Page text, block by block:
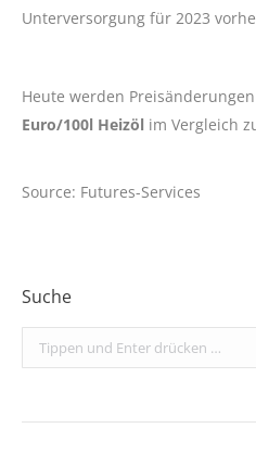
Unterversorgung für 2023
Heute werden
Euro/100l Heizöl im Vergleich
Source: Futures-Services
Suche
Search: